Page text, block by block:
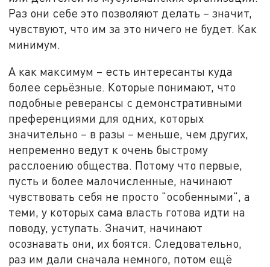
Раз они себе это позволяют делать – значит,
чувствуют, что им за это ничего не будет. Как
минимум.
А как максимум – есть интересанты куда
более серьёзные. Которые понимают, что
подобные реверансы с демонстративными
преференциями для одних, которых
значительно – в разы – меньше, чем других,
непременно ведут к очень быстрому
расслоению общества. Потому что первые,
пусть и более малочисленные, начинают
чувствовать себя не просто "особенными", а
теми, у которых сама власть готова идти на
поводу, уступать. Значит, начинают
осознавать они, их боятся. Следовательно,
раз им дали сначала немного, потом ещё